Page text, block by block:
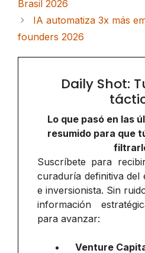
Brasil 2026
IA automatiza 3x más
founders 2026
Daily Shot:
Lo que pasó en las
resumido para que
Suscríbete para
curaduría definitiva del
e inversionista. Sin
información
para avanzar:
Venture